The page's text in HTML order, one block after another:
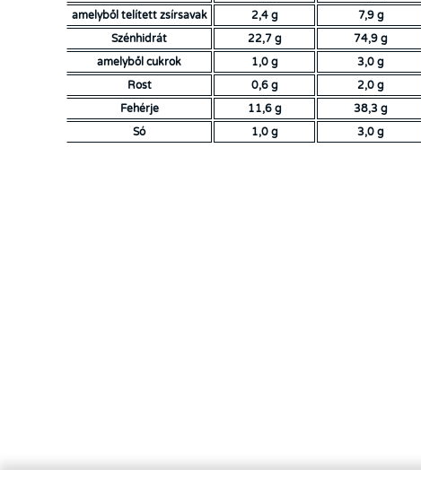
amelyből telített zsírsavak
2,4 g 7,9 g
Szénhidrát
22,7 g 74,9 g
amelyből cukrok
1,0 g 3,0 g
Rost
0,6 g 2,0 g
Fehérje
11,6 g 38,3 g
Só
1,0 g 3,0 g